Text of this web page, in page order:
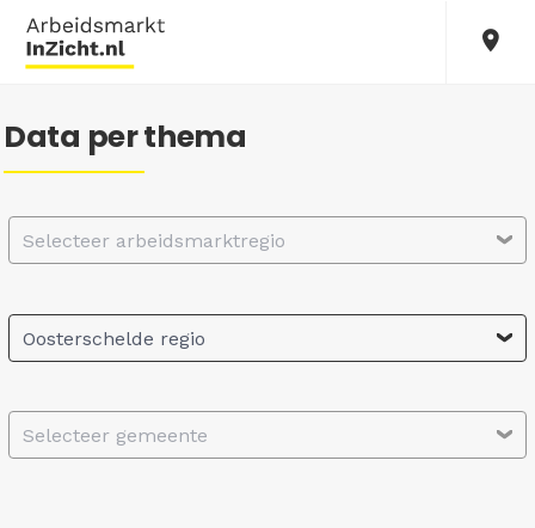
Data per thema
Selecteer arbeidsmarktregio
Oosterschelde regio
Selecteer gemeente